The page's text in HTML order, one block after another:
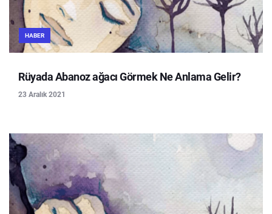
HABER
Rüyada Abanoz ağacı Görmek Ne Anlama Gelir?
23 Aralık 2021